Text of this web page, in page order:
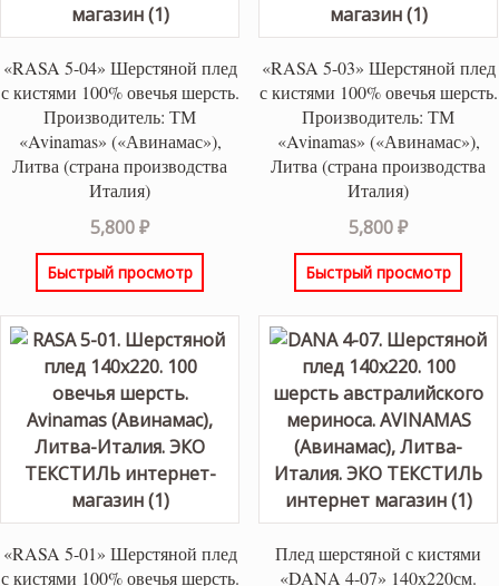
«RASA 5-04» Шерстяной плед
с кистями 100% овечья шерсть.
Производитель: ТМ
«Avinamas» («Авинамас»),
Литва (страна производства
Италия)
5,800₽
Быстрый просмотр
«RASA 5-03» Шерстяной плед
с кистями 100% овечья шерсть.
Производитель: ТМ
«Avinamas» («Авинамас»),
Литва (страна производства
Италия)
5,800₽
Быстрый просмотр
«RASA 5-01» Шерстяной плед
с кистями 100% овечья шерсть.
Плед шерстяной с кистями
«DANA 4-07» 140х220см.